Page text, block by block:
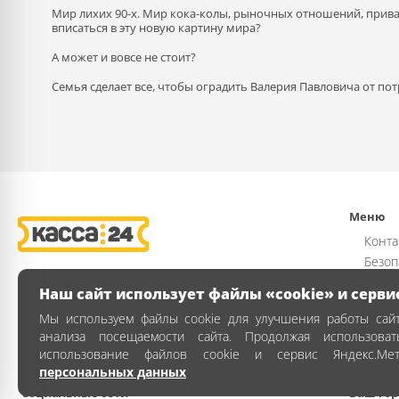
Мир лихих 90-х. Мир кока-колы, рыночных отношений,
вписаться в эту новую картину мира?
А может и вовсе не стоит?
Семья сделает все, чтобы оградить Валерия Павловича от
Меню
Как
Социальные сети Ваш
Наш сайт использует файлы «cookie» и
Мы используем файлы cookie для улучшения работы
анализа посещаемости сайта. Продолжая
использование файлов cookie и сервис
персональных данных